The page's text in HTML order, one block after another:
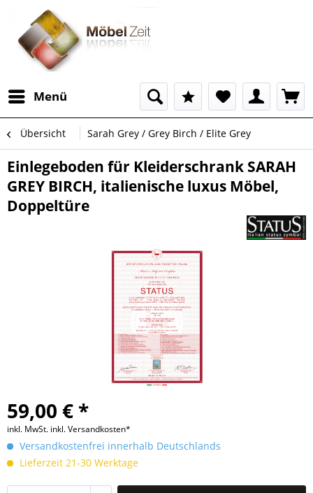
Menü
Übersicht Sarah Grey / Grey Birch / Elite Grey
Einlegeboden für Kleiderschrank SARAH
GREY BIRCH, italienische luxus Möbel,
Doppeltüre
59,00 € *
inkl. MwSt. inkl. Versandkosten*
Versandkostenfrei innerhalb Deutschlands
Lieferzeit 21-30 Werktage